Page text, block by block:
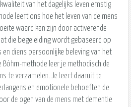
van het dagelijks leven ernstig
leert ons hoe het leven van de mens
waard kan zijn door activerende
die begeleiding wordt gebaseerd op
en diens persoonlijke beleving van het
Böhm-methode leer je methodisch de
te verzamelen. Je leert daaruit te
en emotionele behoeften de
de ogen van de mens met dementie